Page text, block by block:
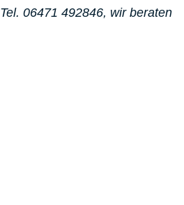
Tel. 06471 492846, wir beraten